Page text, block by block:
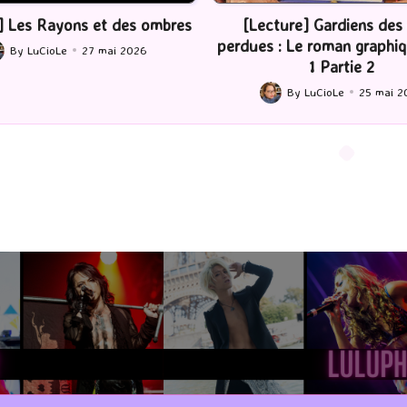
Gardiens des cités
: Le roman graphique Tome
[Série TV] The Madison :
by
By LuCioLe 22 mai